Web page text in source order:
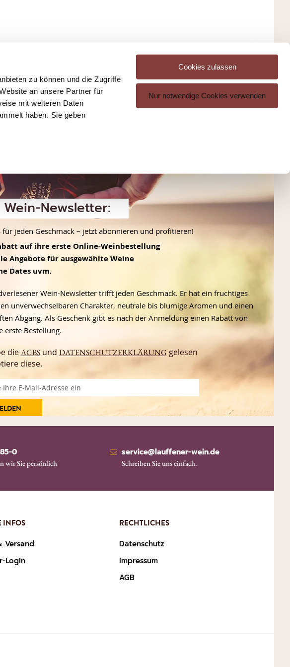
zu können und die Zugriffe
an unsere Partner für
mit weiteren Daten
haben. Sie geben
Cookies zulassen
Nur notwendige Cookies verwenden
Newsletter:
für jeden Geschmack – jetzt abonnieren und profitieren!
auf ihre erste Online-Weinbestellung
Angebote für ausgewählte Weine
Dates uvm.
Wein-Newsletter trifft jeden Geschmack. Er hat ein fruchtiges
unverwechselbaren Charakter, neutrale bis blumige Aromen und einen
Abgang. Als Geschenk gibt es nach der Anmeldung einen Rabatt von
erste Bestellung.
dieAGBSund DATENSCHUTZERKLÄRUNG gelesen
diese.
0
wir Sie persönlich
service@lauffener-wein.de
Schreiben Sie uns einfach.
INFOS
Versand
Login
RECHTLICHES
Datenschutz
Impressum
AGB